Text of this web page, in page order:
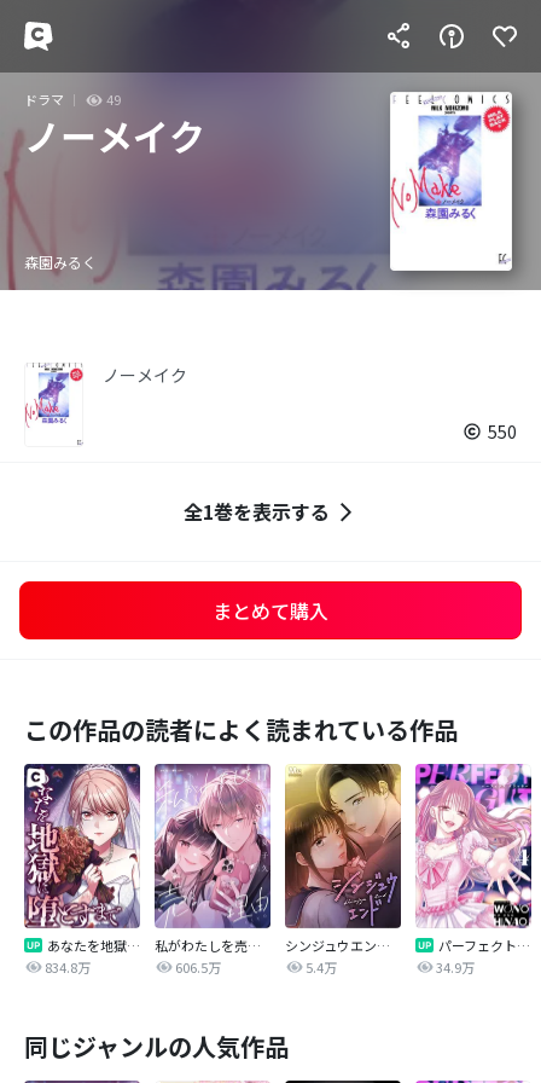
ドラマ 49
ノーメイク
森園みるく
ノーメイク
550
全1巻を表示する
まとめて購入
この作品の読者によく読まれている作品
あなたを地獄に堕とすまで
834.8万
私がわたしを売る理由
606.5万
シンジュウエンド【タテヨミ】
5.4万
パーフェクトグリッター
34.9万
同じジャンルの人気作品